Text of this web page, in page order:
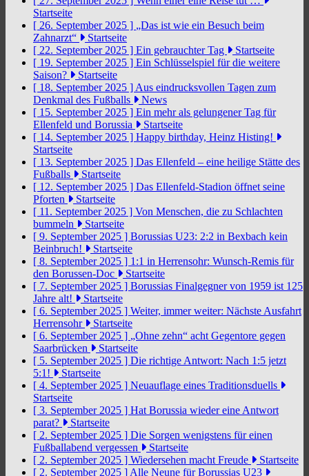
Startseite
[ 26. September 2025 ] „Das ist wie ein Besuch beim
Zahnarzt“
Startseite
[ 22. September 2025 ] Ein gebrauchter Tag
Startseite
[ 19. September 2025 ] Ein Schlüsselspiel für die weitere
Saison?
Startseite
[ 18. September 2025 ] Aus eindrucksvollen Tagen zum
Denkmal des Fußballs
News
[ 15. September 2025 ] Ein mehr als gelungener Tag für
Ellenfeld und Borussia
Startseite
[ 14. September 2025 ] Happy birthday, Heinz Histing!
Startseite
[ 13. September 2025 ] Das Ellenfeld – eine heilige Stätte des
Fußballs
Startseite
[ 12. September 2025 ] Das Ellenfeld-Stadion öffnet seine
Pforten
Startseite
[ 11. September 2025 ] Von Menschen, die zu Schlachten
bummeln
Startseite
[ 9. September 2025 ] Borussias U23: 2:2 in Bexbach kein
Beinbruch!
Startseite
[ 8. September 2025 ] 1:1 in Herrensohr: Wunsch-Remis für
den Borussen-Doc
Startseite
[ 7. September 2025 ] Borussias Finalgegner von 1959 ist 125
Jahre alt!
Startseite
[ 6. September 2025 ] Weiter, immer weiter: Nächste Ausfahrt
Herrensohr
Startseite
[ 6. September 2025 ] „Ohne zehn“ acht Gegentore gegen
Saarbrücken
Startseite
[ 5. September 2025 ] Die richtige Antwort: Nach 1:5 jetzt
5:1!
Startseite
[ 4. September 2025 ] Neuauflage eines Traditionsduells
Startseite
[ 3. September 2025 ] Hat Borussia wieder eine Antwort
parat?
Startseite
[ 2. September 2025 ] Die Sorgen wenigstens für einen
Fußballabend vergessen
Startseite
[ 2. September 2025 ] Wiedersehen macht Freude
Startseite
[ 2. September 2025 ] Alle Neune für Borussias U23